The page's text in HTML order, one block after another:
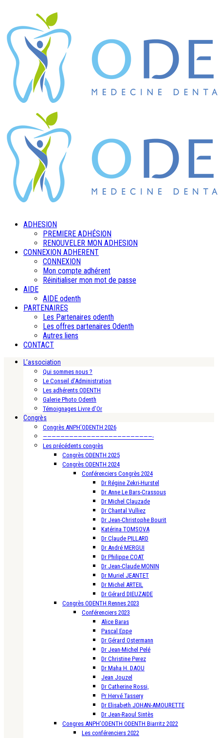
ADHESION
PREMIERE ADHÉSION
RENOUVELER MON ADHESION
CONNEXION ADHERENT
CONNEXION
Mon compte adhérent
Réinitialiser mon mot de passe
AIDE
AIDE odenth
PARTENAIRES
Les Partenaires odenth
Les offres partenaires Odenth
Autres liens
CONTACT
L’association
Qui sommes nous ?
Le Conseil d’Administration
Les adhérents ODENTH
Galerie Photo Odenth
Témoignages Livre d’Or
Congrès
Congrès ANPH’ODENTH 2026
—————————————————————————-
Les précédents congrès
Congrès ODENTH 2025
Congrès ODENTH 2024
Conférenciers Congrès 2024
Dr Régine Zekri-Hurstel
Dr Anne Le Bars-Crassous
Dr Michel Clauzade
Dr Chantal Vulliez
Dr Jean-Christophe Bourit
Katérina TOMSOVA
Dr Claude PILLARD
Dr André MERGUI
Dr Philippe COAT
Dr Jean-Claude MONIN
Dr Muriel JEANTET
Dr Michel ARTEIL
Dr Gérard DIEUZAIDE
Congrès ODENTH Rennes 2023
Conférenciers 2023
Alice Baras
Pascal Eppe
Dr Gérard Ostermann
Dr Jean-Michel Pelé
Dr Christine Perez
Dr Maha H. DAOU
Jean Jouzel
Dr Catherine Rossi,
Pr Hervé Tassery
Dr Elisabeth JOHAN-AMOURETTE
Dr Jean-Raoul Sintès
Congres ANPH’ODENTH ODENTH Biarritz 2022
Les conférenciers 2022